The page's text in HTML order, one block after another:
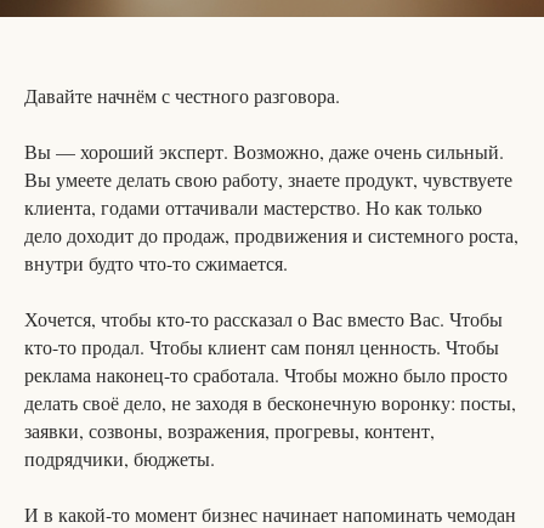
Давайте начнём с честного разговора.
Вы — хороший эксперт. Возможно, даже очень сильный.
Вы умеете делать свою работу, знаете продукт, чувствуете
клиента, годами оттачивали мастерство. Но как только
дело доходит до продаж, продвижения и системного роста,
внутри будто что-то сжимается.
Хочется, чтобы кто-то рассказал о Вас вместо Вас. Чтобы
кто-то продал. Чтобы клиент сам понял ценность. Чтобы
реклама наконец-то сработала. Чтобы можно было просто
делать своё дело, не заходя в бесконечную воронку: посты,
заявки, созвоны, возражения, прогревы, контент,
подрядчики, бюджеты.
И в какой-то момент бизнес начинает напоминать чемодан